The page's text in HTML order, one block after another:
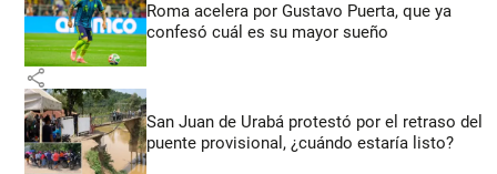
Roma acelera por Gustavo Puerta, que ya
confesó cuál es su mayor sueño
share
San Juan de Urabá protestó por el retraso del
puente provisional, ¿cuándo estaría listo?